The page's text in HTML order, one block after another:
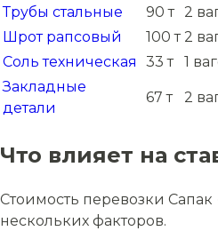
Трубы стальные
90 т 2
Шрот рапсовый
100 т 2
Соль техническая
33 т 1
Закладные
детали
67 т 2
Что влияет на
Стоимость перевозки
нескольких факторов.